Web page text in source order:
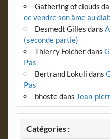
Gathering of clouds
ce vendre son âme au
Desmedt Gilles dans
(seconde partie)
Thierry Folcherdans
Pas
Bertrand Lokuli dans
Pas
bhostedans Jean-
Catégories :